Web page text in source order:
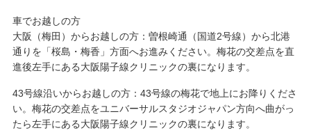
車でお越しの方
大阪（梅田）からお越しの方：曽根崎通（国道2号線）から北港
通りを「桜島・梅香」方面へお進みください。梅花の交差点を直
進後左手にある大阪陽子線クリニックの裏になります。
43号線沿いからお越しの方：43号線の梅花で地上にお降りくださ
い。梅花の交差点をユニバーサルスタジオジャパン方向へ曲がっ
たら左手にある大阪陽子線クリニックの裏になります。